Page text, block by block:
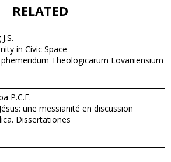
RELATED
in Civic Space
Theologicarum Lovaniensium
P.C.F.
une messianité en discussion
Dissertationes